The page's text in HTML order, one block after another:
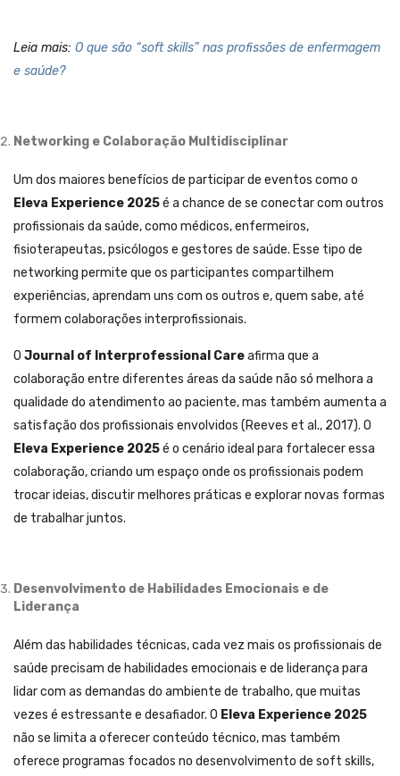
Leia mais: O que são “soft skills” nas profissões de enfermagem
e saúde?
Networking e Colaboração Multidisciplinar
Um dos maiores benefícios de participar de eventos como o
Eleva Experience 2025é a chance de se conectar com outros
profissionais da saúde, como médicos, enfermeiros,
fisioterapeutas, psicólogos e gestores de saúde. Esse tipo de
networking permite que os participantes compartilhem
experiências, aprendam uns com os outros e, quem sabe, até
formem colaborações interprofissionais.
O Journal of Interprofessional Careafirma que a
colaboração entre diferentes áreas da saúde não só melhora a
qualidade do atendimento ao paciente, mas também aumenta a
satisfação dos profissionais envolvidos (Reeves et al., 2017). O
Eleva Experience 2025é o cenário ideal para fortalecer essa
colaboração, criando um espaço onde os profissionais podem
trocar ideias, discutir melhores práticas e explorar novas formas
de trabalhar juntos.
Desenvolvimento de Habilidades Emocionais e de
Liderança
Além das habilidades técnicas, cada vez mais os profissionais de
saúde precisam de habilidades emocionais e de liderança para
lidar com as demandas do ambiente de trabalho, que muitas
vezes é estressante e desafiador. O Eleva Experience 2025
não se limita a oferecer conteúdo técnico, mas também
oferece programas focados no desenvolvimento de soft skills,